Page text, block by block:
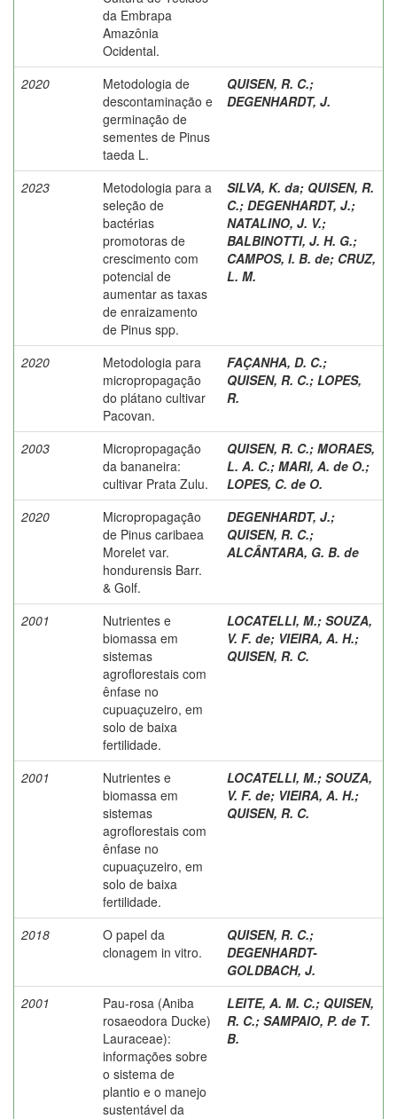
da Embrapa
Amazônia
Ocidental.
2020
Metodologia de
descontaminação e
germinação de
sementes de Pinus
taeda L.
QUISEN, R. C.;
DEGENHARDT, J.
2023
Metodologia para a
seleção de
bactérias
promotoras de
crescimento com
potencial de
aumentar as taxas
de enraizamento
de Pinus spp.
SILVA, K. da; QUISEN, R.
C.; DEGENHARDT, J.;
NATALINO, J. V.;
BALBINOTTI, J. H. G.;
CAMPOS, I. B. de; CRUZ,
L. M.
2020
Metodologia para
micropropagação
do plátano cultivar
Pacovan.
FAÇANHA, D. C.;
QUISEN, R. C.; LOPES,
R.
2003
Micropropagação
da bananeira:
cultivar Prata Zulu.
QUISEN, R. C.; MORAES,
L. A. C.; MARI, A. de O.;
LOPES, C. de O.
2020
Micropropagação
de Pinus caribaea
Morelet var.
hondurensis Barr.
& Golf.
DEGENHARDT, J.;
QUISEN, R. C.;
ALCÂNTARA, G. B. de
2001
Nutrientes e
biomassa em
sistemas
agroflorestais com
ênfase no
cupuaçuzeiro, em
solo de baixa
fertilidade.
LOCATELLI, M.; SOUZA,
V. F. de; VIEIRA, A. H.;
QUISEN, R. C.
2001
Nutrientes e
biomassa em
sistemas
agroflorestais com
ênfase no
cupuaçuzeiro, em
solo de baixa
fertilidade.
LOCATELLI, M.; SOUZA,
V. F. de; VIEIRA, A. H.;
QUISEN, R. C.
2018
O papel da
clonagem in vitro.
QUISEN, R. C.;
DEGENHARDT-
GOLDBACH, J.
2001
Pau-rosa (Aniba
rosaeodora Ducke)
Lauraceae):
informações sobre
o sistema de
plantio e o manejo
sustentável da
LEITE, A. M. C.; QUISEN,
R. C.; SAMPAIO, P. de T.
B.